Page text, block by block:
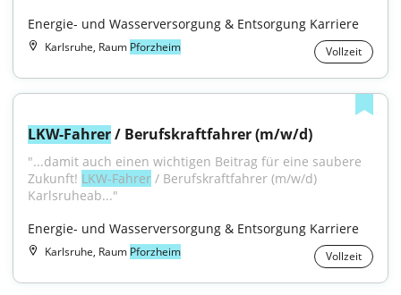
Energie- und Wasserversorgung & Entsorgung Karriere
Karlsruhe, Raum Pforzheim Vollzeit
LKW-Fahrer / Berufskraftfahrer (m/w/d)
"...damit auch einen wichtigen Beitrag für eine saubere
Zukunft! LKW-Fahrer / Berufskraftfahrer (m/w/d)
Karlsruheab..."
Energie- und Wasserversorgung & Entsorgung Karriere
Karlsruhe, Raum Pforzheim Vollzeit